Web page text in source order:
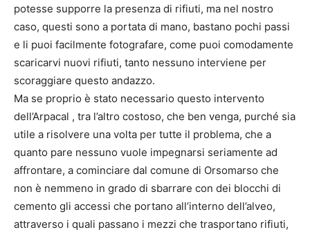
potesse supporre la presenza di rifiuti, ma nel nostro
caso, questi sono a portata di mano, bastano pochi passi
e li puoi facilmente fotografare, come puoi comodamente
scaricarvi nuovi rifiuti, tanto nessuno interviene per
scoraggiare questo andazzo.
Ma se proprio è stato necessario questo intervento
dell’Arpacal , tra l’altro costoso, che ben venga, purché sia
utile a risolvere una volta per tutte il problema, che a
quanto pare nessuno vuole impegnarsi seriamente ad
affrontare, a cominciare dal comune di Orsomarso che
non è nemmeno in grado di sbarrare con dei blocchi di
cemento gli accessi che portano all’interno dell’alveo,
attraverso i quali passano i mezzi che trasportano rifiuti,